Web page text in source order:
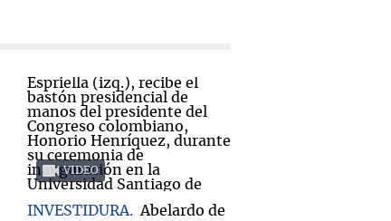
VIDEO
INVESTIDURA
Abelardo de